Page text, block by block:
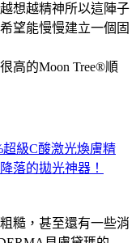
想越精神所以這陣子
望能慢慢建立一個固
高的Moon Tree®順
超級C酸激光煥膚精
落的拋光神器！
糙，甚至還有一些消